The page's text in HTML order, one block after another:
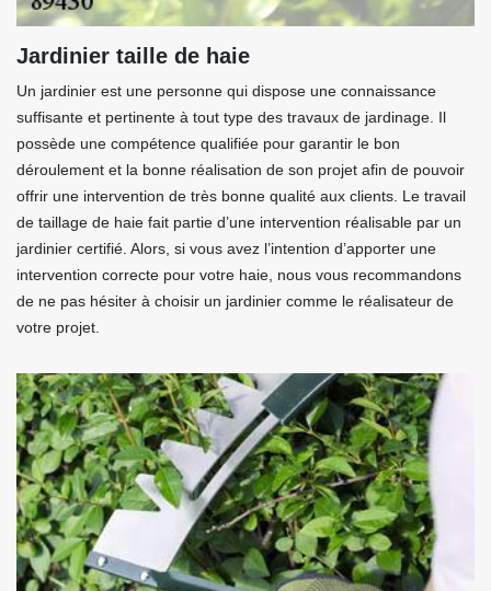
Jardinier taille de haie
Un jardinier est une personne qui dispose une connaissance
suffisante et pertinente à tout type des travaux de jardinage. Il
possède une compétence qualifiée pour garantir le bon
déroulement et la bonne réalisation de son projet afin de pouvoir
offrir une intervention de très bonne qualité aux clients. Le travail
de taillage de haie fait partie d’une intervention réalisable par un
jardinier certifié. Alors, si vous avez l’intention d’apporter une
intervention correcte pour votre haie, nous vous recommandons
de ne pas hésiter à choisir un jardinier comme le réalisateur de
votre projet.